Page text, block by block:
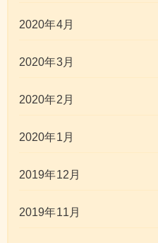
2020年4月
2020年3月
2020年2月
2020年1月
2019年12月
2019年11月